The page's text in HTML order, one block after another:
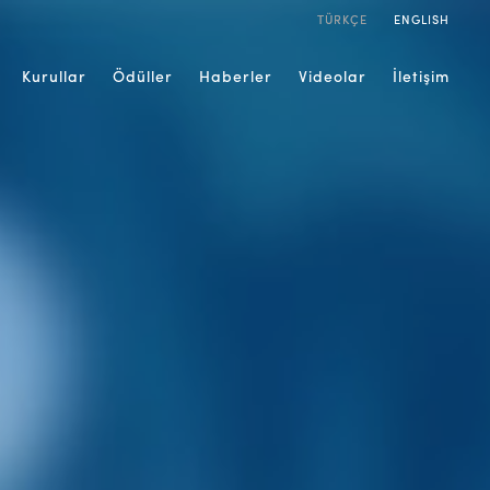
ENGLISH
TÜRKÇE
Kurullar Ödüller Haberler Videolar İletişim